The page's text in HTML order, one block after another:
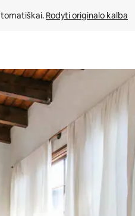
Rodyti originalo kalba